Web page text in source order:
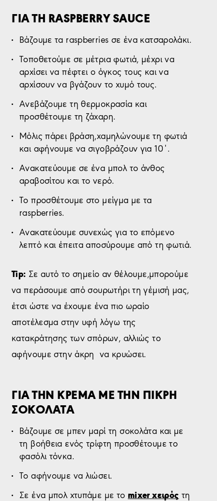
ΓΙΑ ΤΗ RASPBERRY SAUCE
Βάζουμε τα raspberries σε ένα κατσαρολάκι.
Τοποθετούμε σε μέτρια φωτιά, μέχρι να
αρχίσει να πέφτει ο όγκος τους και να
αρχίσουν να βγάζουν το χυμό τους.
Ανεβάζουμε τη θερμοκρασία και
προσθέτουμε τη ζάχαρη.
Μόλις πάρει βράση,χαμηλώνουμε τη φωτιά
και αφήνουμε να σιγοβράζουν για 10΄.
Ανακατεύουμε σε ένα μπολ το άνθος
αραβοσίτου και το νερό.
Το προσθέτουμε στο μείγμα με τα
raspberries.
Ανακατεύουμε συνεχώς για το επόμενο
λεπτό και έπειτα αποσύρουμε από τη φωτιά.
Tip: Σε αυτό το σημείο αν θέλουμε,μπορούμε
να περάσουμε από σουρωτήρι τη γέμισή μας,
έτσι ώστε να έχουμε ένα πιο ωραίο
αποτέλεσμα στην υφή λόγω της
κατακράτησης των σπόρων, αλλιώς το
αφήνουμε στην άκρη να κρυώσει.
ΓΙΑ ΤΗΝ ΚΡΕΜΑ ΜΕ ΤΗΝ ΠΙΚΡΗ
ΣΟΚΟΛΑΤΑ
Βάζουμε σε μπεν μαρί τη σοκολάτα και με
τη βοήθεια ενός τρίφτη προσθέτουμε το
φασόλι τόνκα.
Το αφήνουμε να λιώσει.
Σε ένα μπολ χτυπάμε με το mixer χειρός τη